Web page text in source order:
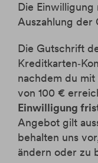
Die Einwilligung
Auszahlung der
Die Gutschrift
nachdem du
von 100 €
Einwilligung
Angebot gilt
behalten uns
ändern oder zu